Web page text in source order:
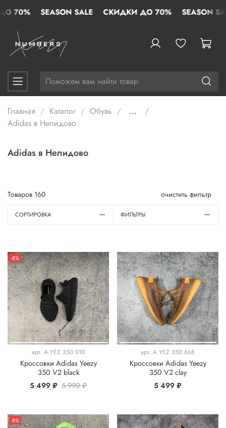
SEASON SALE СКИДКИ ДО 70% SEASON SALE
Главная Каталог Обувь
...
Adidas в Нелидово
Adidas в Нелидово
Товаров 160 очистить фильтр
СОРТИРОВКА ФИЛЬТРЫ
-8%
арт. A YEZ 350 010
Кроссовки Adidas Yeezy
350 V2 black
5 499 ₽ 5 990 ₽
арт. A YEZ 350 668
Кроссовки Adidas Yeezy
350 V2 clay
5 499 ₽
-8%